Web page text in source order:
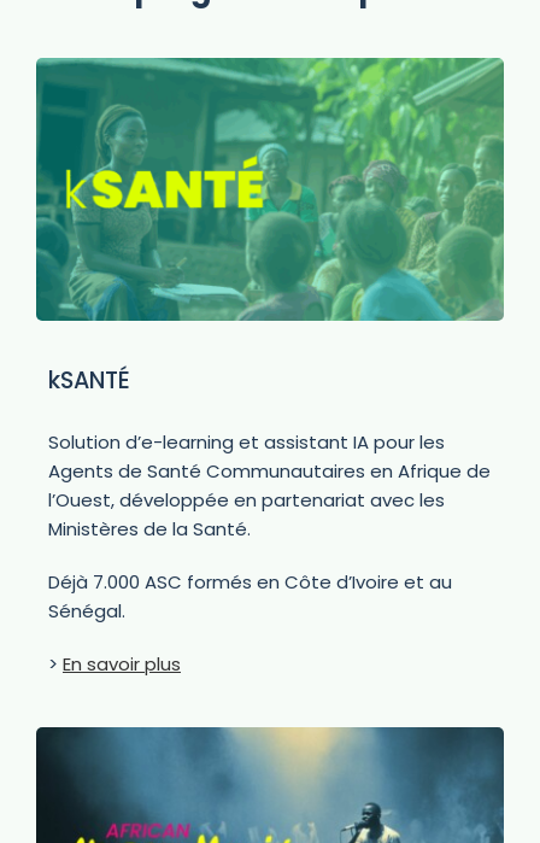
kSANTÉ
Solution d’e-learning et assistant IA pour les
Agents de Santé Communautaires en Afrique de
l’Ouest, développée en partenariat avec les
Ministères de la Santé.
Déjà 7.000 ASC formés en Côte d’Ivoire et au
Sénégal.
> En savoir plus